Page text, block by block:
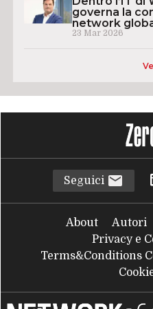
governa la
network
23 Mar 2026
Seguici
About Autori
Privacy e
Terms&Conditions